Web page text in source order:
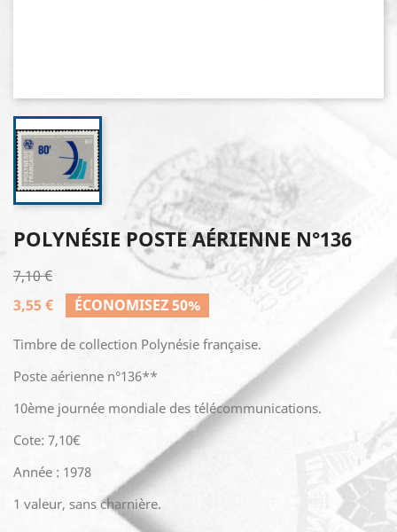
POLYNÉSIE POSTE AÉRIENNE N°136
7,10 €
3,55 €
ÉCONOMISEZ 50%
Timbre de collection Polynésie française.
Poste aérienne n°136**
10ème journée mondiale des télécommunications.
Cote: 7,10€
Année : 1978
1 valeur, sans charnière.